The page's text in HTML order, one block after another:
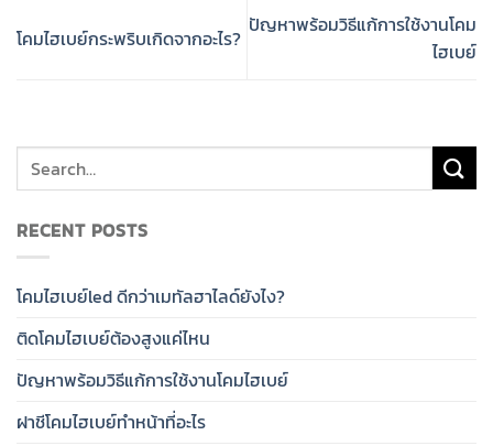
โคมไฮเบย์กระพริบเกิดจากอะไร?
ปัญหาพร้อมวิธีแก้การใช้งานโคม
ไฮเบย์
RECENT POSTS
โคมไฮเบย์led ดีกว่าเมทัลฮาไลด์ยังไง?
ติดโคมไฮเบย์ต้องสูงแค่ไหน
ปัญหาพร้อมวิธีแก้การใช้งานโคมไฮเบย์
ฝาชีโคมไฮเบย์ทำหน้าที่อะไร